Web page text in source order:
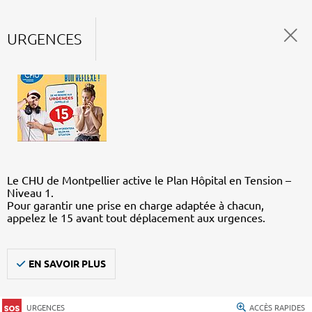
URGENCES
Le CHU de Montpellier active le Plan Hôpital en Tension –
Niveau 1.
Pour garantir une prise en charge adaptée à chacun,
appelez le 15 avant tout déplacement aux urgences.
EN SAVOIR PLUS
URGENCES ACCÈS RAPIDES